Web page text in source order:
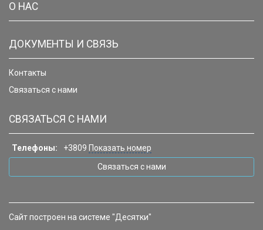
О НАС
ДОКУМЕНТЫ И СВЯЗЬ
Контакты
Связаться с нами
СВЯЗАТЬСЯ С НАМИ
Телефоны: +3809 Показать номер
Связаться с нами
Сайт построен на системе "Десятки"